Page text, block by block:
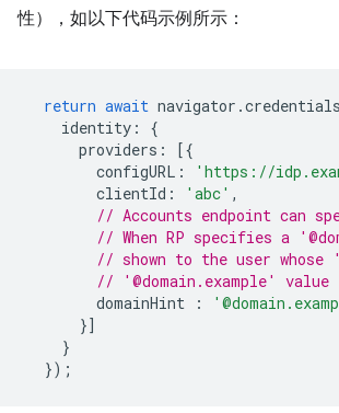
性），如以下代码示例所示：
return await navigator .credentials
identity :
{
providers :
[{
configURL :
'https://
clientId : 'abc' ,
// Accounts endpoint can
// When RP specifies a
// shown to the user
// '@domain.example' value
domainHint
:
}]
}
});